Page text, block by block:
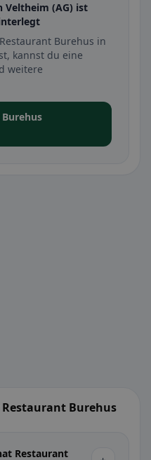
Veltheim (AG) ist
Burehus in
kannst du eine
weitere
Burehus
Restaurant